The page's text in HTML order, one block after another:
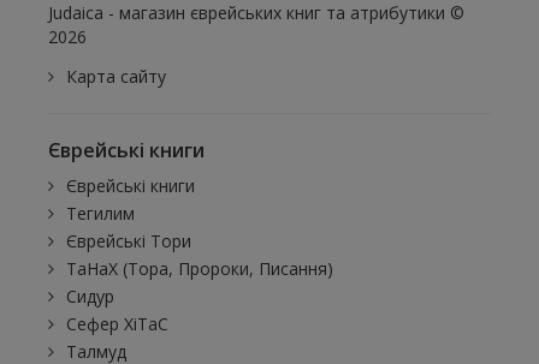
Judaica - магазин єврейських книг та атрибутики ©
2026
Карта сайту
Єврейські книги
Єврейські книги
Тегилим
Єврейські Тори
ТаНаХ (Тора, Пророки, Писання)
Сидур
Сефер ХіТаС
Талмуд